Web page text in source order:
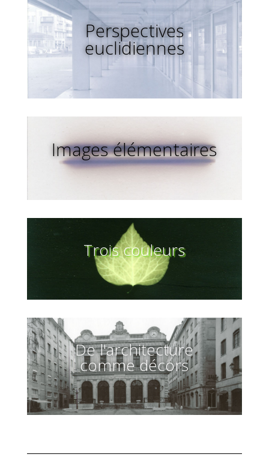
Perspectives
euclidiennes
Images élémentaires
Trois couleurs
De l'architecture
comme décors